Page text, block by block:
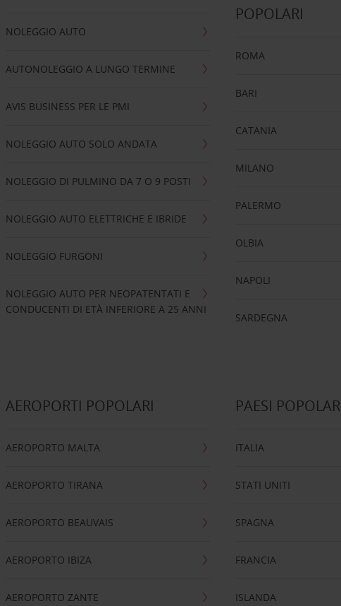
NOLEGGIO AUTO
AUTONOLEGGIO A LUNGO TERMINE
AVIS BUSINESS PER LE PMI
NOLEGGIO AUTO SOLO ANDATA
NOLEGGIO DI PULMINO DA 7 O 9 POSTI
NOLEGGIO AUTO ELETTRICHE E IBRIDE
NOLEGGIO FURGONI
NOLEGGIO AUTO PER NEOPATENTATI E
CONDUCENTI DI ETÀ INFERIORE A 25 ANNI
POPOLARI
ROMA
BARI
CATANIA
MILANO
PALERMO
OLBIA
NAPOLI
SARDEGNA
AEROPORTI POPOLARI
AEROPORTO MALTA
AEROPORTO TIRANA
AEROPORTO BEAUVAIS
AEROPORTO IBIZA
AEROPORTO ZANTE
PAESI
ITALIA
STATI UNITI
SPAGNA
FRANCIA
ISLANDA